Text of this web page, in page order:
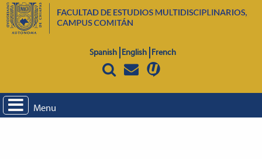
Spanish English French
Menu